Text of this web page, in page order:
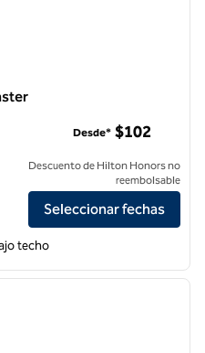
& Suites Lancaster
Desde* $102
Descuento de Hilton Honors no
reembolsable
Seleccionar fechas
techo